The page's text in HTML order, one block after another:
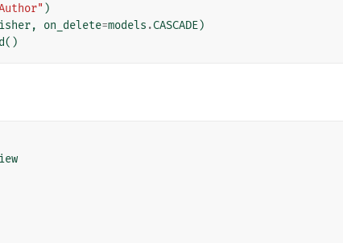
)
, on_delete=models .CASCADE)
()